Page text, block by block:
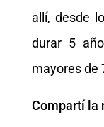
allí, desde
durar 5
mayores de
Compartí la